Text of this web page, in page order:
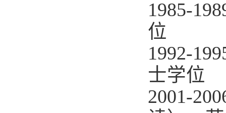
1985-
位
1992-
士学位
2001-